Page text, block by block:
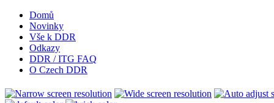
Domů
Novinky
Vše k DDR
Odkazy
DDR / ITG FAQ
O Czech DDR